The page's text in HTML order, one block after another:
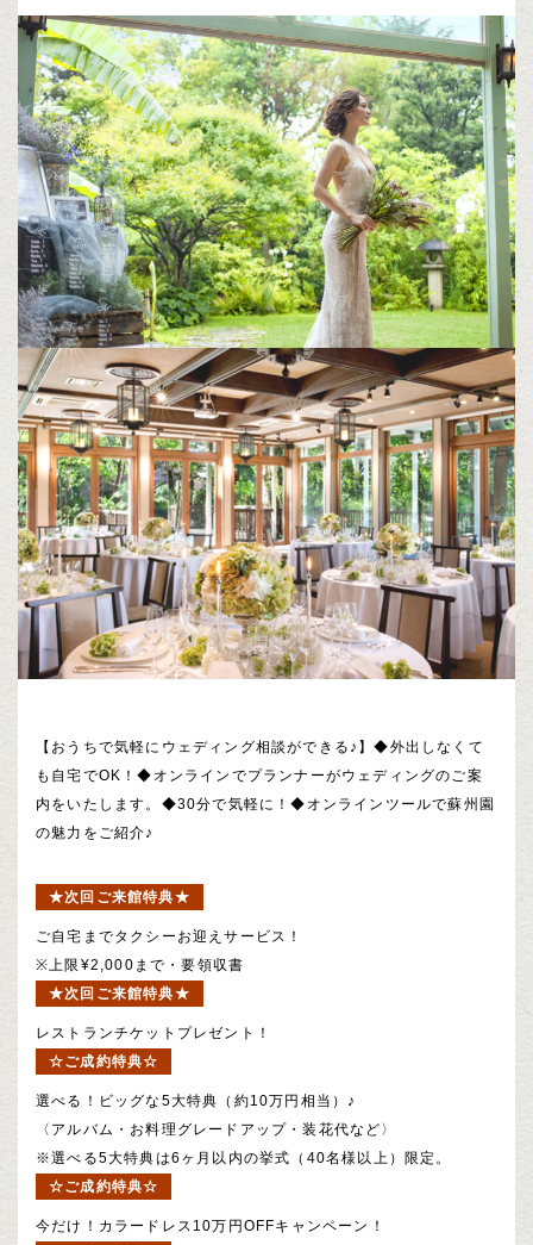
【おうちで気軽にウェディング相談ができる♪】◆外出しなくて
も自宅でOK！◆オンラインでプランナーがウェディングのご案
内をいたします。◆30分で気軽に！◆オンラインツールで蘇州園
の魅力をご紹介♪
★次回ご来館特典★
ご自宅までタクシーお迎えサービス！
※上限¥2,000まで・要領収書
★次回ご来館特典★
レストランチケットプレゼント！
☆ご成約特典☆
選べる！ビッグな5大特典（約10万円相当）♪
〈アルバム・お料理グレードアップ・装花代など〉
※選べる5大特典は6ヶ月以内の挙式（40名様以上）限定。
☆ご成約特典☆
今だけ！カラードレス10万円OFFキャンペーン！